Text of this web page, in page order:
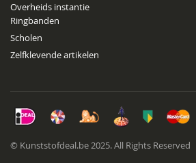
Overheids instantie
Ringbanden
Scholen
Zelfklevende artikelen
© Kunststofdeal.be 2025. All Rights Reserved